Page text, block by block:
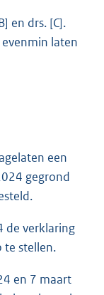
en drs. [C].
laten
een
gegrond
de verklaring
te stellen.
en 7 maart